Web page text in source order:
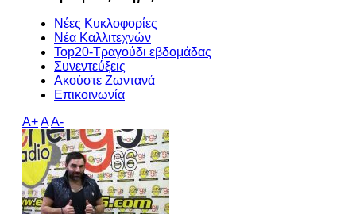
Νέες Κυκλοφορίες
Νέα Καλλιτεχνών
Top20-Τραγούδι εβδομάδας
Συνεντεύξεις
Ακούστε Ζωντανά
Επικοινωνία
A+AA-